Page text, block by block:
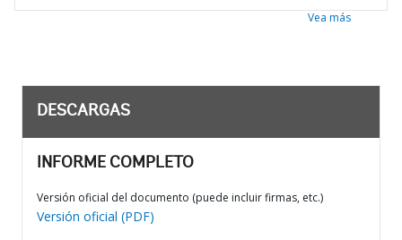
Vea más
DESCARGAS
INFORME COMPLETO
Versión oficial del documento (puede incluir firmas, etc.)
Versión oficial (PDF)